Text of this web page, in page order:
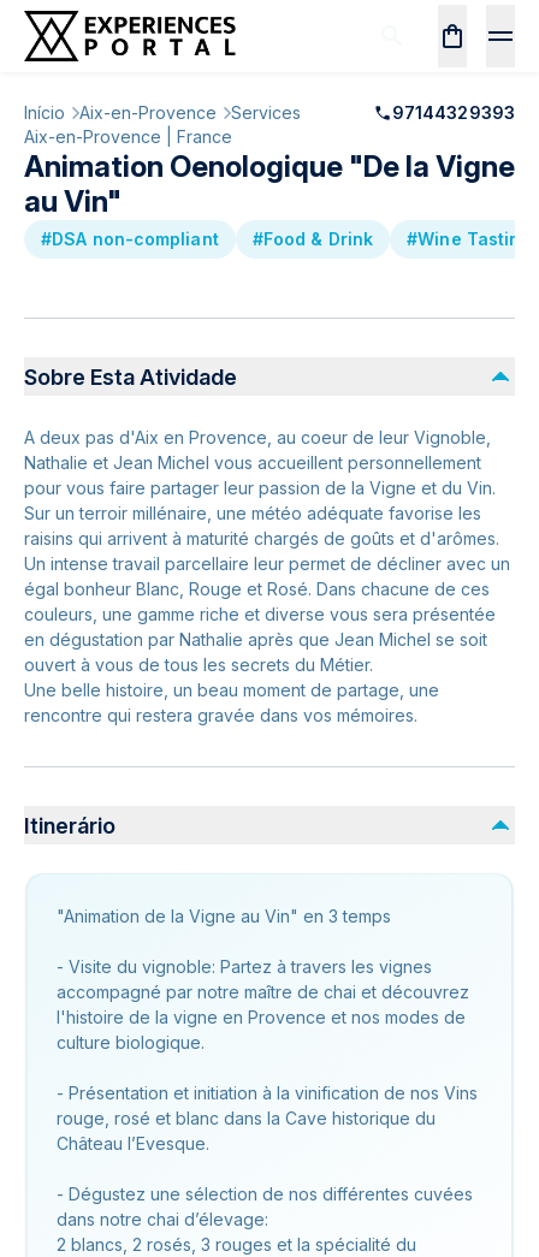
Início Aix-en-Provence Services
97144329393
Aix-en-Provence | France
Animation Oenologique "De la Vigne
au Vin"
#DSA non-compliant #Food & Drink #Wine
Sobre Esta Atividade
A deux pas d'Aix en Provence, au coeur de leur Vignoble,
Nathalie et Jean Michel vous accueillent personnellement
pour vous faire partager leur passion de la Vigne et du Vin.
Sur un terroir millénaire, une météo adéquate favorise les
raisins qui arrivent à maturité chargés de goûts et d'arômes.
Un intense travail parcellaire leur permet de décliner avec un
égal bonheur Blanc, Rouge et Rosé. Dans chacune de ces
couleurs, une gamme riche et diverse vous sera présentée
en dégustation par Nathalie après que Jean Michel se soit
ouvert à vous de tous les secrets du Métier.
Une belle histoire, un beau moment de partage, une
rencontre qui restera gravée dans vos mémoires.
Itinerário
"Animation de la Vigne au Vin" en 3 temps
- Visite du vignoble: Partez à travers les vignes
accompagné par notre maître de chai et découvrez
l'histoire de la vigne en Provence et nos modes de
culture biologique.
- Présentation et initiation à la vinification de nos Vins
rouge, rosé et blanc dans la Cave historique du
Château l’Evesque.
- Dégustez une sélection de nos différentes cuvées
dans notre chai d’élevage:
2 blancs, 2 rosés, 3 rouges et la spécialité du